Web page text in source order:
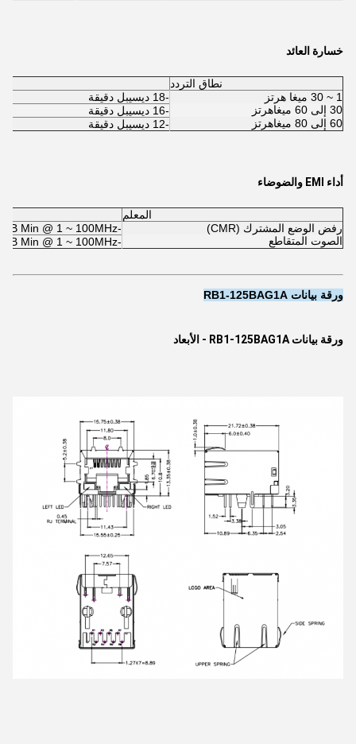
خسارة العائد
نطاق التردد
1 ~ 30 ميغا هرتز
-18 ديسيبل دقيقة
30 إلى 60 ميغاهرتز
-16 ديسيبل دقيقة
60 إلى 80 ميغاهرتز
-12 ديسيبل دقيقة
أداء EMI والضوضاء
المعلم
رفض الوضع المشترك (CMR)
-30dB Min @ 1 ~ 100MHz
الصوت المتقاطع
-30dB Min @ 1 ~ 100MHz
ورقة بيانات RB1-125BAG1A
ورقة بيانات RB1-125BAG1A - الأبعاد